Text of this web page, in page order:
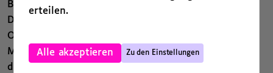
erteilen.
,
Alle akzeptieren Zu den Einstellungen
Bundes in die Umsetzungsphase. Durch den
Download der App und eine Registrierung mit dem
Online-Ausweis steht bundesweit allen jungen
Menschen, die 2023 18 Jahre alt werden, ein
digitales Guthaben von 200 Euro zur Nutzung von